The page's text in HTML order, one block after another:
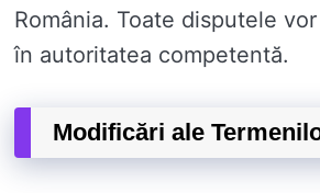
România. Toate disputele
în autoritatea competentă.
Modificări ale